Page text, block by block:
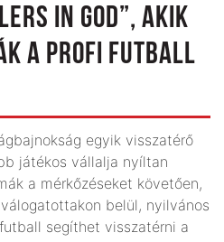
IN GOD”, AKIK
A PROFI FUTBALL
egyik visszatérő
játékos vállalja nyíltan
a mérkőzéseket követően,
belül, nyilvános
segíthet visszatérni a